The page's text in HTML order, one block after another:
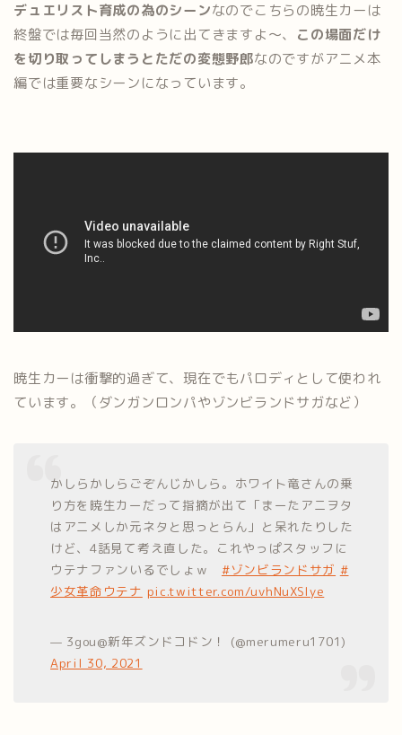
デュエリスト育成の為のシーンなのでこちらの暁生カーは
終盤では毎回当然のように出てきますよ〜、 この場面だけ
を切り取ってしまうとただの変態野郎なのですがアニメ本
編では重要なシーンになっています。
暁生カーは衝撃的過ぎて、現在でもパロディとして使われ
ています。（ダンガンロンパやゾンビランドサガなど）
かしらかしらごぞんじかしら。ホワイト竜さんの乗
り方を暁生カーだって指摘が出て「まーたアニヲタ
はアニメしか元ネタと思っとらん」と呆れたりした
けど、4話見て考え直した。これやっぱスタッフに
ウテナファンいるでしょｗ #ゾンビランドサガ #
少女革命ウテナ pic.twitter.com/uvhNuXSlye
— 3gou@新年ズンドコドン！ (@merumeru1701)
April 30, 2021